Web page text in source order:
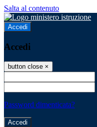
Salta al contenuto
Accedi
Accedi
button close ×
Password dimenticata?